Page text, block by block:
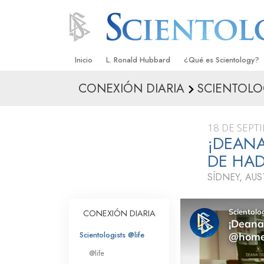
Inicio L. Ronald Hubbard ¿Qué es Scientology?
Creencias y Prácticas
Qué dicen los
Scientology
Conoce a un
Los Principios Básicos
Una Introducción a
CONEXIÓN DIARIA
18 DE
DE
SÍDNEY,
CONEXIÓN DIARIA
Scientologists @life
@life